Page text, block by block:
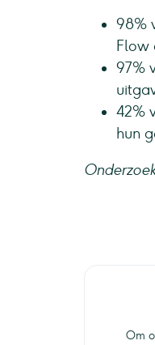
98%
Flow
97%
42%
hun
Om